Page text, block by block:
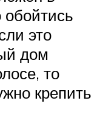
это
дом
то
крепить